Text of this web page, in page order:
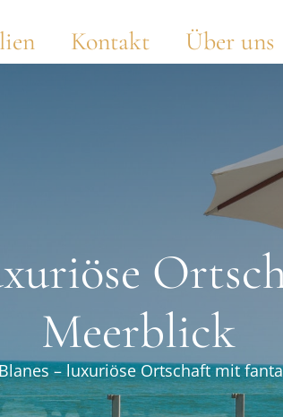
Kontakt Über uns
Meerblick
Blanes – luxuriöse Ortschaft mit